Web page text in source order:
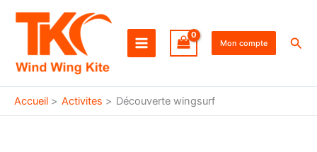
Mon compte
Accueil Activites Découverte wingsurf